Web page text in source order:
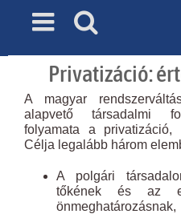
Privatizáció:
A magyar
alapvető társadalmi
folyamata a privatizáció,
Célja legalább három
A polgári
tőkének és az